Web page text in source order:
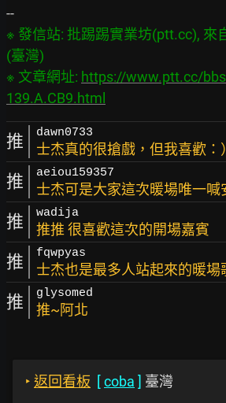
※ 發信站: 批踢踢實業坊(ptt.cc), 來
(臺灣)
※ 文章網址: https://www.ptt.cc/
139.A.CB9.html
推 dawn0733
士杰真的很搶戲，但我喜歡：）
推 aeiou159357
士杰可是大家這次暖場唯一喊
推 wadija
推推 很喜歡這次的開場嘉賓
推 fqwpyas
士杰也是最多人站起來的暖場
推 glysomed
推~阿北
‣ 返回看板 [coba ] 臺灣